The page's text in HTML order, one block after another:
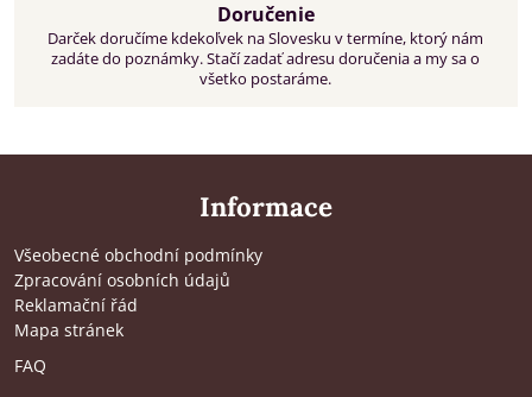
Doručenie
Darček doručíme kdekoľvek na Slovesku v termíne, ktorý nám
zadáte do poznámky. Stačí zadať adresu doručenia a my sa o
všetko postaráme.
Informace
Všeobecné obchodní podmínky
Zpracování osobních údajů
Reklamační řád
Mapa stránek
FAQ